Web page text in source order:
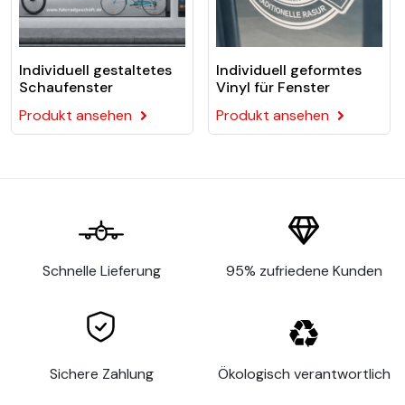
nicht berücksichtigt.
Wir empfehlen Ihnen, helle Farben zu verwenden,
da diese in einem Schaufenster besser sichtbar
sind (z. B. weißer Text ist besser als schwarzer
Text).
visuellen Kommunikation, das für verschiedene Anlässe
Schaufensters, zur Personalisierung eines Autos oder
Möglichkeiten, die Aufmerksamkeit Ihrer Kunden und
Interessenten zu erregen.
Ein Geformter Vinylaufkleber für Fensteraufkleber ist
Individuell gestaltetes
Schaufenster
Produkt ansehen
Individuell geformtes
Vinyl für Fenster
Produkt ansehen
Schnelle Lieferung 95% zufriedene Kunden
Sichere Zahlung Ökologisch verantwortlich